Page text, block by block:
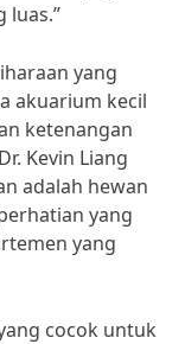
luas.”
yang
akuarium kecil
ketenangan
Kevin Liang
adalah hewan
yang
yang
cocok untuk